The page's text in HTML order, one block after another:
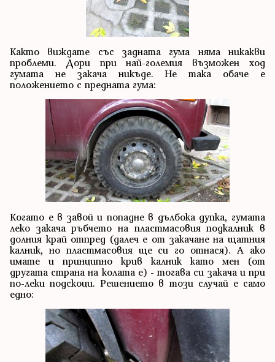
Както виждате със задната гума няма никакви
проблеми. Дори при най-големия възможен ход
гумата не закача никъде. Не така обаче е
положението с предната гума:
Когато е в завой и попадне в дълбока дупка, гумата
леко закача ръбчето на пластмасовия подкалник в
долния край отпред (далеч е от закачане на щатния
калник, но пластмасовия ще си го отнася). А ако
имате и принципно крив калник като мен (от
другата страна на колата е) - тогава си закача и при
по-леки подскоци. Решението в този случай е само
едно: